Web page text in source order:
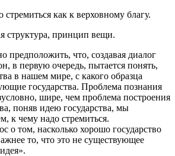
стремиться как к верховному благу.
структура, принцип вещи.
предположить, что, создавая диалог
в первую очередь, пытается понять,
в нашем мире, с какого образца
государства. Проблема познания
шире, чем проблема построения
поняв идею государства, мы
к чему надо стремиться.
о том, насколько хорошо государство
то, что это не существующее